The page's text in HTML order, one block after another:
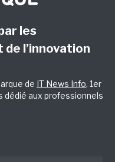
les
de l’innovation
de IT News Info, 1er
dédié aux professionnels